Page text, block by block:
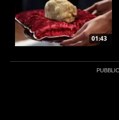
01:43